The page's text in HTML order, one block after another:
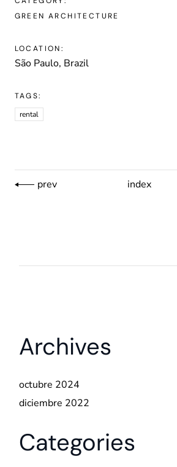
GREEN ARCHITECTURE
LOCATION:
São Paulo, Brazil
TAGS:
rental
prev index
Archives
octubre 2024
diciembre 2022
Categories